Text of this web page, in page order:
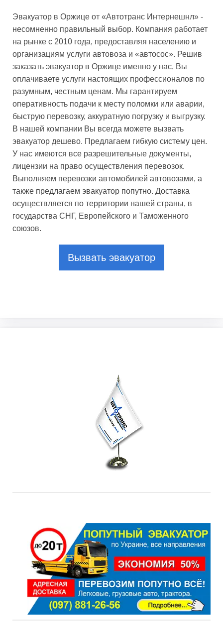
Эвакуатор в Оржице от «Автотранс Интернешнл» -
несомненно правильный выбор. Компания работает
на рынке с 2010 года, предоставляя населению и
организациям услуги автовоза и «автосос». Решив
заказать эвакуатор в Оржице именно у нас, Вы
оплачиваете услуги настоящих профессионалов по
разумным, честным ценам. Мы гарантируем
оперативность подачи к месту поломки или аварии,
быструю перевозку, аккуратную погрузку и выгрузку.
В нашей компании Вы всегда можете вызвать
эвакуатор дешево. Предлагаем гибкую систему цен.
У нас имеются все разрешительные документы,
лицензии на право осуществления перевозок.
Выполняем перевозки автомобилей автовозами, а
также предлагаем эвакуатор попутно. Доставка
осуществляется по территории нашей страны, в
государства СНГ, Европейского и Таможенного
союзов.
Вызвать эвакуатор